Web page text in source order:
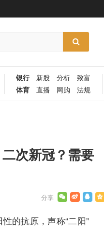
银行 新股 分析
致富
体育
直播 网购 法规
次新冠？需要
的抗原，声称“二阳”